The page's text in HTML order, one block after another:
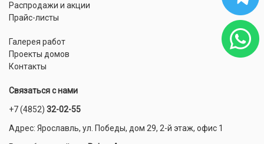
Распродажи и акции
Прайс-листы
Галерея работ
Проекты домов
Контакты
Связаться с нами
+7 (4852) 32-02-55
Адрес: Ярославль, ул. Победы, дом 29, 2-й этаж, офис 1